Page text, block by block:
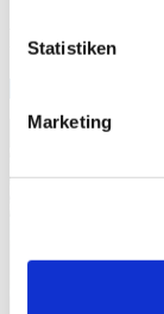
Statistiken
Marketing
Farben